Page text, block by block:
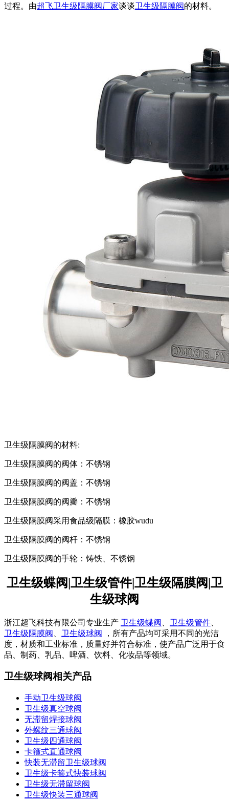
过程。由超飞卫生级隔膜阀厂家谈谈卫生级隔膜阀的材料。
卫生级隔膜阀的材料:
卫生级隔膜阀的阀体：不锈钢
卫生级隔膜阀的阀盖：不锈钢
卫生级隔膜阀的阀瓣：不锈钢
卫生级隔膜阀采用食品级隔膜：橡胶wudu
卫生级隔膜阀的阀杆：不锈钢
卫生级隔膜阀的手轮：铸铁、不锈钢
卫生级蝶阀|卫生级管件|卫生级隔膜阀|卫
生级球阀
浙江超飞科技有限公司专业生产 卫生级蝶阀 卫生级管件
卫生级隔膜阀
卫生级球阀
，所有产品均可采用不同的光洁
度，材质和工业标准，质量好并符合标准，使产品广泛用于食
品、制药、乳品、啤酒、饮料、化妆品等领域。
卫生级球阀相关产品
手动卫生级球阀
卫生级真空球阀
无滞留焊接球阀
外螺纹三通球阀
卫生级四通球阀
卡箍式直通球阀
快装无滞留卫生级球阀
卫生级卡箍式快装球阀
卫生级无滞留球阀
卫生级快装三通球阀